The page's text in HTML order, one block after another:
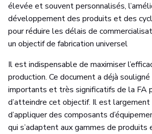
élevée et souvent personnalisés,
développement des produits et des
pour réduire les délais de
un objectif de fabrication universel
Il est indispensable de maximiser
production. Ce document a déjà
importants et très significatifs de la FA
d’atteindre cet objectif. Il est
d’appliquer des composants
qui s’adaptent aux gammes de